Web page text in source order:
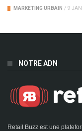
MARKETING URBAIN / 9
NOTRE ADN
Retail Buzz est une